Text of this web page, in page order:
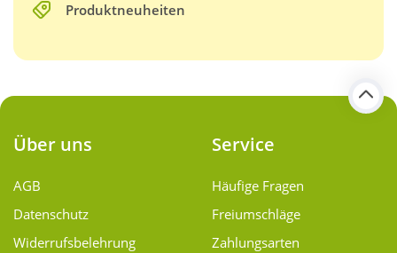
Produktneuheiten
Über uns
AGB
Datenschutz
Widerrufsbelehrung
Service
Häufige Fragen
Freiumschläge
Zahlungsarten